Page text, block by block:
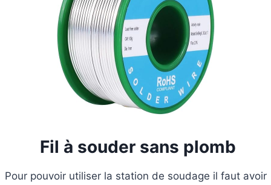
Fil à souder sans plomb
Pour pouvoir utiliser la station de soudage il faut avoir